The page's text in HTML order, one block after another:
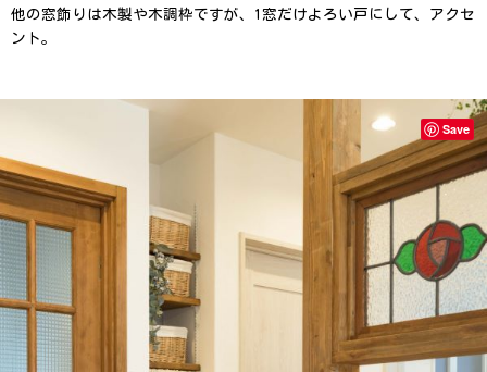
他の窓飾りは木製や木調枠ですが、1窓だけよろい戸にして、アクセ
ント。
Save